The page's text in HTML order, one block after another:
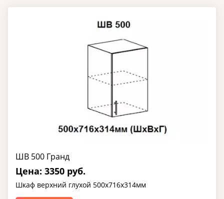
ШВ 500 Гранд
Цена: 3350 руб.
Шкаф верхний глухой 500х716х314мм